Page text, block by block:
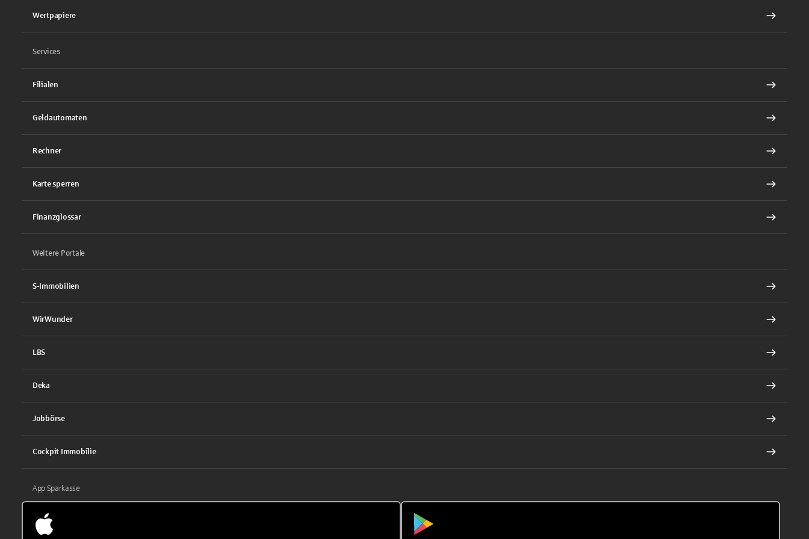
Wertpapiere
Services
Filialen
Geldautomaten
Rechner
Karte sperren
Finanzglossar
Weitere Portale
S-Immobilien
WirWunder
LBS
Deka
Jobbörse
Cockpit Immobilie
App Sparkasse